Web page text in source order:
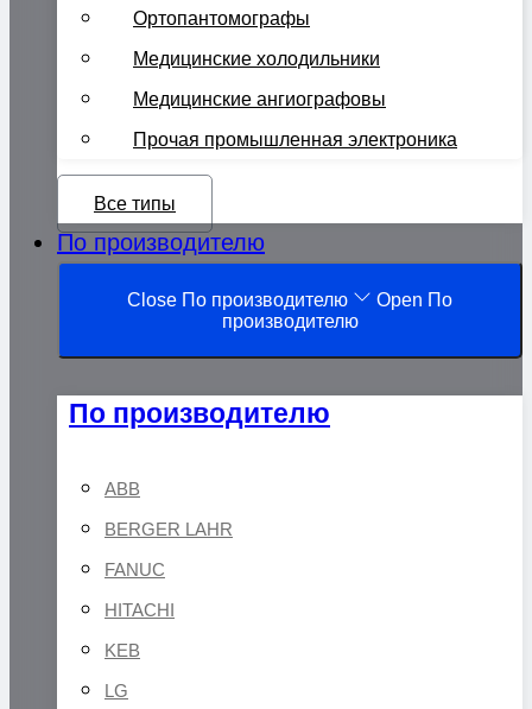
Ортопантомографы
Медицинские холодильники
Медицинские ангиографовы
Прочая промышленная электроника
Все типы
По производителю
Close По производителю
Open По
производителю
По производителю
ABB
BERGER LAHR
FANUC
HITACHI
KEB
LG